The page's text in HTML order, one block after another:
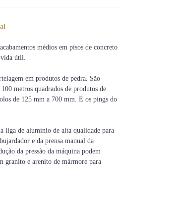
médios em pisos de concreto
vida útil.
em produtos de pedra. São
metros quadrados de produtos de
de 125 mm a 700 mm. E os pings do
liga de alumínio de alta qualidade para
e da prensa manual da
da pressão da máquina podem
granito e arenito de mármore para